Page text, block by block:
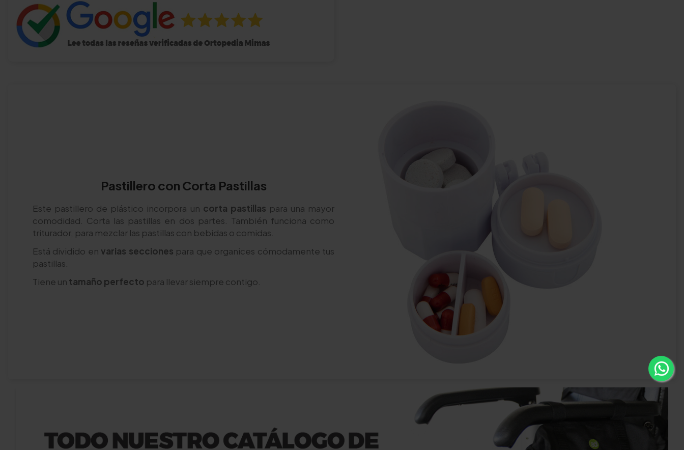
Pastillero con Corta Pastillas
Este pastillero de plástico incorpora un corta pastillas para una mayor
comodidad. Corta las pastillas en dos partes. También funciona como
triturador, para mezclar las pastillas con bebidas o comidas.
Está dividido en varias secciones para que organices cómodamente tus
pastillas.
Tiene un tamaño perfecto para llevar siempre contigo.